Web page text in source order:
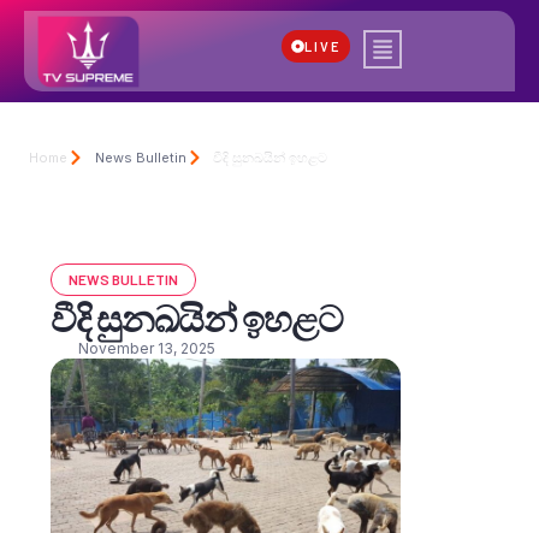
LIVE
Home News Bulletin වීදි සුනඛයින් ඉහළට
NEWS BULLETIN
වීදි සුනඛයින් ඉහළට
November 13, 2025